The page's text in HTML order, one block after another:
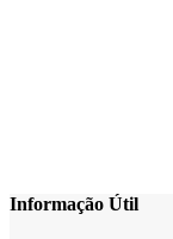
Informação Útil